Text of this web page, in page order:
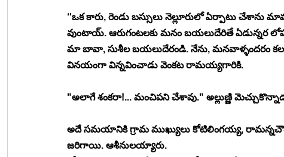
‘'ఒక కారు, రెండు బస్సులు నెల్లూరులో ఏర్పాటు
వుంటాయ్. ఆరుగంటలకు మనం బయలుదేరితే ఏడున్నర
మా బావా, సుశీల బయలుదేరండి. నేను, మనవాళ్ళందరం
వినయంగా విన్నవించాడు వెంకట రామయ్యగారికి.
"అలాగే శంకరా!... మంచిపని చేశావు." అల్లుణ్ణి
అదే సమయానికి గ్రామ ముఖ్యులు కోటిలింగయ్య,
జరిగాయి. ఆశీనులయ్యారు.